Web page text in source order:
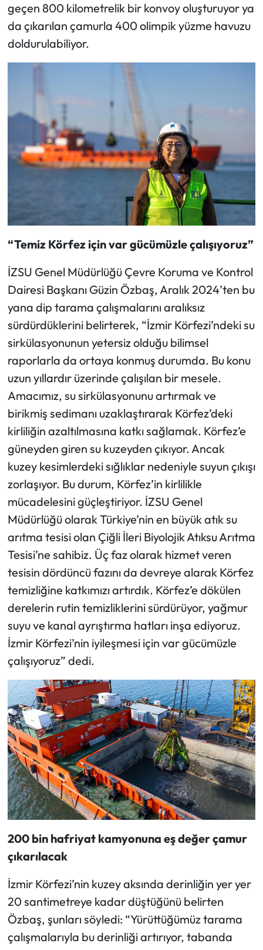
geçen 800 kilometrelik bir konvoy oluşturuyor ya
da çıkarılan çamurla 400 olimpik yüzme havuzu
doldurulabiliyor.
“Temiz Körfez için var gücümüzle çalışıyoruz”
İZSU Genel Müdürlüğü Çevre Koruma ve Kontrol
Dairesi Başkanı Güzin Özbaş, Aralık 2024’ten bu
yana dip tarama çalışmalarını aralıksız
sürdürdüklerini belirterek, “İzmir Körfezi’ndeki su
sirkülasyonunun yetersiz olduğu bilimsel
raporlarla da ortaya konmuş durumda. Bu konu
uzun yıllardır üzerinde çalışılan bir mesele.
Amacımız, su sirkülasyonunu artırmak ve
birikmiş sedimanı uzaklaştırarak Körfez’deki
kirliliğin azaltılmasına katkı sağlamak. Körfez’e
güneyden giren su kuzeyden çıkıyor. Ancak
kuzey kesimlerdeki sığlıklar nedeniyle suyun çıkışı
zorlaşıyor. Bu durum, Körfez’in kirlilikle
mücadelesini güçleştiriyor. İZSU Genel
Müdürlüğü olarak Türkiye’nin en büyük atık su
arıtma tesisi olan Çiğli İleri Biyolojik Atıksu Arıtma
Tesisi’ne sahibiz. Üç faz olarak hizmet veren
tesisin dördüncü fazını da devreye alarak Körfez
temizliğine katkımızı artırdık. Körfez’e dökülen
derelerin rutin temizliklerini sürdürüyor, yağmur
suyu ve kanal ayrıştırma hatları inşa ediyoruz.
İzmir Körfezi’nin iyileşmesi için var gücümüzle
çalışıyoruz” dedi.
200 bin hafriyat kamyonuna eş değer çamur
çıkarılacak
İzmir Körfezi’nin kuzey aksında derinliğin yer yer
20 santimetreye kadar düştüğünü belirten
Özbaş, şunları söyledi: “Yürüttüğümüz tarama
çalışmalarıyla bu derinliği artırıyor, tabanda